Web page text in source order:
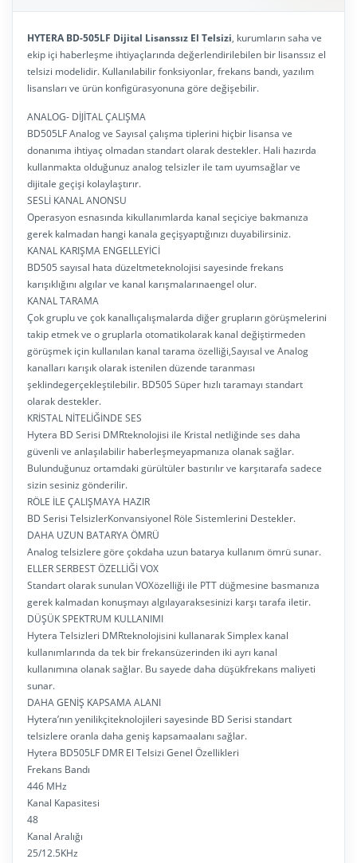
HYTERA BD-505LF Dijital Lisanssız El Telsizi, kurumların saha ve
ekip içi haberleşme ihtiyaçlarında değerlendirilebilen bir lisanssız el
telsizi modelidir. Kullanılabilir fonksiyonlar, frekans bandı, yazılım
lisansları ve ürün konfigürasyonuna göre değişebilir.
ANALOG- DİJİTAL ÇALIŞMA
BD505LF Analog ve Sayısal çalışma tiplerini hiçbir lisansa ve
donanıma ihtiyaç olmadan standart olarak destekler. Hali hazırda
kullanmakta olduğunuz analog telsizler ile tam uyumsağlar ve
dijitale geçişi kolaylaştırır.
SESLİ KANAL ANONSU
Operasyon esnasında kikullanımlarda kanal seçiciye bakmanıza
gerek kalmadan hangi kanala geçişyaptığınızı duyabilirsiniz.
KANAL KARIŞMA ENGELLEYİCİ
BD505 sayısal hata düzeltmeteknolojisi sayesinde frekans
karışıklığını algılar ve kanal karışmalarınaengel olur.
KANAL TARAMA
Çok gruplu ve çok kanallıçalışmalarda diğer grupların görüşmelerini
takip etmek ve o gruplarla otomatikolarak kanal değiştirmeden
görüşmek için kullanılan kanal tarama özelliği,Sayısal ve Analog
kanalları karışık olarak istenilen düzende taranması
şeklindegerçekleştilebilir. BD505 Süper hızlı taramayı standart
olarak destekler.
KRİSTAL NİTELİĞİNDE SES
Hytera BD Serisi DMRteknolojisi ile Kristal netliğinde ses daha
güvenli ve anlaşılabilir haberleşmeyapmanıza olanak sağlar.
Bulunduğunuz ortamdaki gürültüler bastırılır ve karşıtarafa sadece
sizin sesiniz gönderilir.
RÖLE İLE ÇALIŞMAYA HAZIR
BD Serisi TelsizlerKonvansiyonel Röle Sistemlerini Destekler.
DAHA UZUN BATARYA ÖMRÜ
Analog telsizlere göre çokdaha uzun batarya kullanım ömrü sunar.
ELLER SERBEST ÖZELLİĞİ VOX
Standart olarak sunulan VOXözelliği ile PTT düğmesine basmanıza
gerek kalmadan konuşmayı algılayaraksesinizi karşı tarafa iletir.
DÜŞÜK SPEKTRUM KULLANIMI
Hytera Telsizleri DMRteknolojisini kullanarak Simplex kanal
kullanımlarında da tek bir frekansüzerinden iki ayrı kanal
kullanımına olanak sağlar. Bu sayede daha düşükfrekans maliyeti
sunar.
DAHA GENİŞ KAPSAMA ALANI
Hytera’nın yenilikçiteknolojileri sayesinde BD Serisi standart
telsizlere oranla daha geniş kapsamaalanı sağlar.
Hytera BD505LF DMR El Telsizi Genel Özellikleri
Frekans Bandı
446 MHz
Kanal Kapasitesi
48
Kanal Aralığı
25/12.5KHz